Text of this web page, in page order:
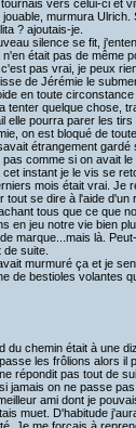
vers celui-ci et
murmura Ulrich.
? ajoutais-je.
silence se fit,
n'en était pas de même
pas vrai, je peux
de Jérémie le
en toute
tenter quelque chose,
elle pourra parer les
on est bloqué de
étrangement
comme si on avait
cet instant je le vis se
mois était vrai. Je
tout se dire à l'aide
tous que ce que
en jeu notre vie bien
marque...mais là.
de suite.
murmuré ça et je
de bestioles volantes
du chemin était à une
les frôlions alors il
répondit pas tout de
jamais on ne passe
ami dont je
muet. D'habitude